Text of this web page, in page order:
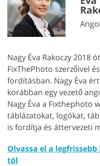
Nagy Éva Rakoczy 2018
FixThePhoto szerzőivel
fordításban. Nagy Éva
korábban egy vezető
Nagy Éva a Fixthephoto
táblázatokat, logókat,
is fordítja és áttervezeti
Olvassa el a
tól